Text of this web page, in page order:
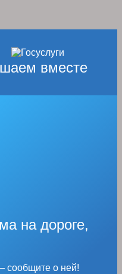
вместе
на дороге,
сообщите о ней!